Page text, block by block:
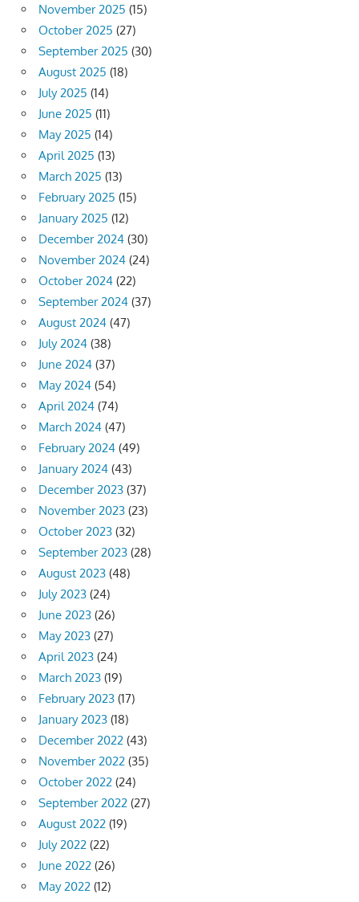
November 2025 (15)
October 2025 (27)
September 2025 (30)
August 2025 (18)
July 2025 (14)
June 2025 (11)
May 2025 (14)
April 2025 (13)
March 2025 (13)
February 2025 (15)
January 2025 (12)
December 2024 (30)
November 2024 (24)
October 2024 (22)
September 2024 (37)
August 2024 (47)
July 2024 (38)
June 2024 (37)
May 2024 (54)
April 2024 (74)
March 2024 (47)
February 2024 (49)
January 2024 (43)
December 2023 (37)
November 2023 (23)
October 2023 (32)
September 2023 (28)
August 2023 (48)
July 2023 (24)
June 2023 (26)
May 2023 (27)
April 2023 (24)
March 2023 (19)
February 2023 (17)
January 2023 (18)
December 2022 (43)
November 2022 (35)
October 2022 (24)
September 2022 (27)
August 2022 (19)
July 2022 (22)
June 2022 (26)
May 2022 (12)